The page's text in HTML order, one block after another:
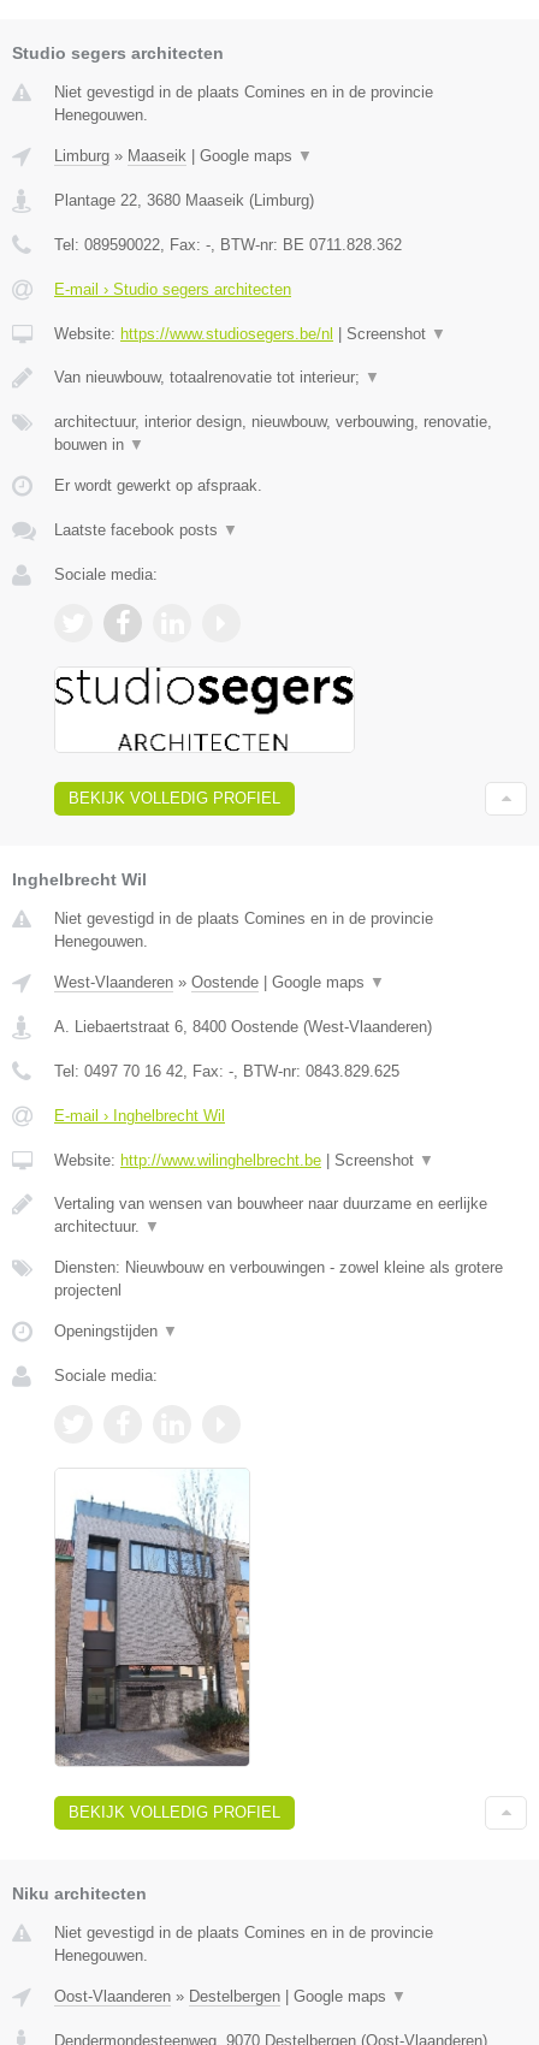
Studio segers architecten
Niet gevestigd in de plaats Comines en in de provincie
Henegouwen.
Limburg » Maaseik Google maps ▼
Plantage 22 3680 Maaseik ( Limburg)
Tel: 089590022 , Fax: - , BTW-nr: BE 0711.828.362
E-mail › Studio segers architecten
Website: https://www.studiosegers.be/nl Screenshot ▼
Van nieuwbouw, totaalrenovatie tot interieur; ▼
architectuur, interior design, nieuwbouw, verbouwing, renovatie,
bouwen in ▼
Er wordt gewerkt op afspraak.
Laatste facebook posts ▼
Sociale media:
BEKIJK VOLLEDIG PROFIEL
Inghelbrecht Wil
Niet gevestigd in de plaats Comines en in de provincie
Henegouwen.
West-Vlaanderen » Oostende Google maps ▼
A. Liebaertstraat 6, 8400 Oostende (West-Vlaanderen)
Tel: 0497 70 16 42, Fax: -, BTW-nr: 0843.829.625
E-mail › Inghelbrecht Wil
Website: http://www.wilinghelbrecht.be Screenshot ▼
Vertaling van wensen van bouwheer naar duurzame en eerlijke
architectuur. ▼
Diensten: Nieuwbouw en verbouwingen - zowel kleine als grotere
projectenl
Openingstijden ▼
Sociale media:
BEKIJK VOLLEDIG PROFIEL
Niku architecten
Niet gevestigd in de plaats Comines en in de provincie
Henegouwen.
Oost-Vlaanderen » Destelbergen Google maps ▼
Dendermondesteenweg, 9070 Destelbergen (Oost-Vlaanderen)